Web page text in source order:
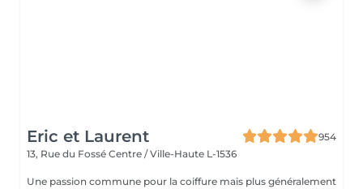
Eric et Laurent
954
13, Rue du Fossé Centre / Ville-Haute L-1536
Une passion commune pour la coiffure mais plus généralement